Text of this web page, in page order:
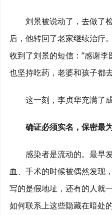
刘景被说动了，去做了
后，他转回了老家继续治疗
收到了刘景的短信：“感谢李
也坚持吃药，老婆和孩子都
这一刻，李贞华充满了成
确证必须实名，保密最
感染者是流动的。最早
血、手术的时候被偶然发现
写的是假地址，还有的人就
如何联系上这些隐藏在暗处